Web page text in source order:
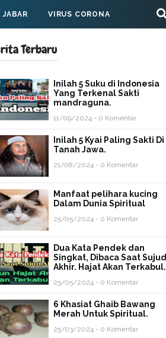
JABAR VIRUS CORONA
Terbaru
Inilah 5 Suku di Indonesia
Yang Terkenal Sakti
mandraguna.
11/09/2024 - 0 Komentar
Inilah 5 Kyai Paling Sakti Di
Tanah Jawa.
21/08/2024 - 0 Komentar
Manfaat pelihara kucing
Dalam Dunia Spiritual
25/05/2024 - 0 Komentar
Dua Kata Pendek dan
Singkat, Dibaca Saat Sujud
Akhir. Hajat Akan Terkabul.
25/05/2024 - 0 Komentar
6 Khasiat Ghaib Bawang
Merah Untuk Spiritual.
25/03/2024 - 0 Komentar